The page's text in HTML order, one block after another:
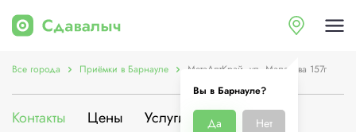
Вы в Барнауле?
Да Нет
Все города Приёмки в Барнауле МетаАлтКрай, ул. Малахова 157г
Контакты Цены Услуги О компании